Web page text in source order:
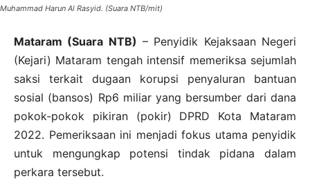
Muhammad Harun Al Rasyid. (Suara NTB/mit)
Mataram (Suara NTB) – Penyidik Kejaksaan Negeri
(Kejari) Mataram tengah intensif memeriksa sejumlah
saksi terkait dugaan korupsi penyaluran bantuan
sosial (bansos) Rp6 miliar yang bersumber dari dana
pokok-pokok pikiran (pokir) DPRD Kota Mataram
2022. Pemeriksaan ini menjadi fokus utama penyidik
untuk mengungkap potensi tindak pidana dalam
perkara tersebut.